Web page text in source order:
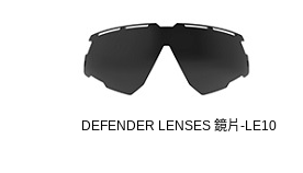
DEFENDER LENSES 鏡片-LE10